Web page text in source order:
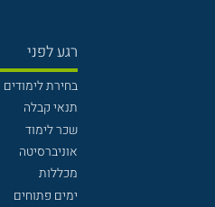
רגע לפני
בחירת לימודים
תנאי קבלה
שכר לימוד
אוניברסיטה
מכללות
ימים פתוחים